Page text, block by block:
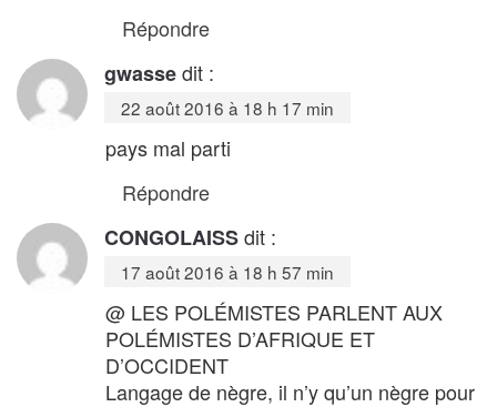
Répondre
gwassedit :
22 août 2016 à 18 h 17 min
pays mal parti
Répondre
CONGOLAISSdit :
17 août 2016 à 18 h 57 min
@ LES POLÉMISTES PARLENT AUX
POLÉMISTES D’AFRIQUE ET
D’OCCIDENT
Langage de nègre, il n’y qu’un nègre pour